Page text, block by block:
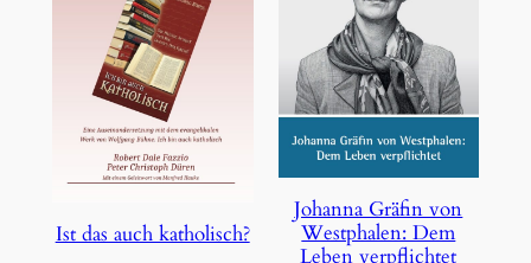
Ist das auch katholisch?
Johanna Gräfin von
Westphalen: Dem
Leben verpflichtet